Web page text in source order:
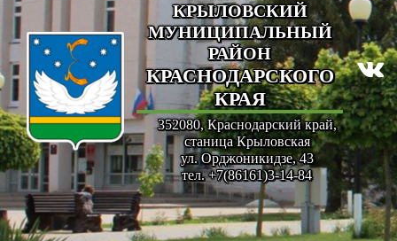
КРЫЛОВСКИЙ
МУНИЦИПАЛЬНЫЙ
РАЙОН
КРАСНОДАРСКОГО
КРАЯ
352080, Краснодарский край,
станица Крыловская
ул. Орджоникидзе, 43
тел. +7(86161)3-14-84